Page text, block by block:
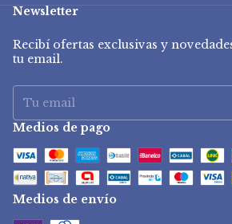
Newsletter
Recibí ofertas exclusivas y
tu email.
Medios de pago
Medios de envío